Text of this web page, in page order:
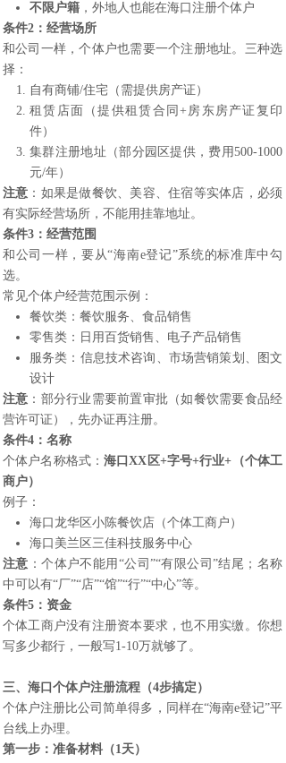
不限户籍 ，外地人也能在海口注册个体户
条件2：经营场所
和公司一样，个体户也需要一个注册地址。三种选
择：
自有商铺/住宅（需提供房产证）
租赁店面（提供租赁合同+房东房产证复印
件）
集群注册地址 （部分园区提供，费用500-1000
元/年）
注意 ：如果是做餐饮、美容、住宿等实体店，必须
有实际经营场所，不能用挂靠地址。
条件3：经营范围
和公司一样，要从“海南e登记”系统的标准库中勾
选。
常见个体户经营范围示例：
餐饮类：餐饮服务、食品销售
零售类：日用百货销售、电子产品销售
服务类：信息技术咨询、市场营销策划、图文
设计
注意 ：部分行业需要前置审批（如餐饮需要食品经
营许可证），先办证再注册。
条件4：名称
个体户名称格式：海口XX区+字号+行业+（个体工
商户）
例子：
海口龙华区小陈餐饮店（个体工商户）
海口美兰区三佳科技服务中心
注意 ：个体户不能用“公司”“有限公司”结尾；名称
中可以有“厂”“店”“馆”“行”“中心”等。
条件5：资金
个体工商户没有注册资本要求，也不用实缴。你想
写多少都行，一般写1-10万就够了。
三、 海口个体户注册流程（4步搞定）
个体户注册比公司简单得多，同样在“海南e登记”平
台线上办理。
第一步：准备材料（1天）